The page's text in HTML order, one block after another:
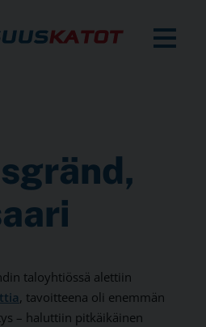
talo­yhtiössä alettiin
, tavoitteena oli enemmän
– haluttiin pitkä­ikäinen